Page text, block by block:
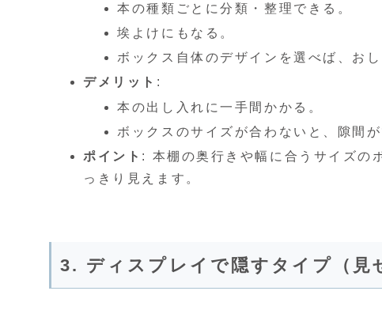
本の種類ごとに分類・整理できる。
埃よけにもなる。
ボックス自体のデザインを選べば、お
デメリット :
本の出し入れに一手間かかる。
ボックスのサイズが合わないと、隙間が
ポイント : 本棚の奥行きや幅に合うサイズの
っきり見えます。
3. ディスプレイで隠すタイプ（見